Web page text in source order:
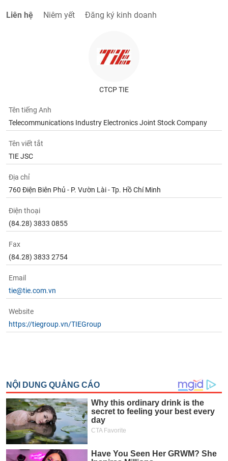
Liên hệ Niêm yết Đăng ký kinh doanh
CTCP TIE
Tên tiếng Anh
Telecommunications Industry Electronics Joint Stock Company
Tên viết tắt
TIE JSC
Địa chỉ
760 Điện Biên Phủ - P. Vườn Lài - Tp. Hồ Chí Minh
Điện thoại
(84.28) 3833 0855
Fax
(84.28) 3833 2754
Email
tie@tie.com.vn
Website
https://tiegroup.vn/TIEGroup